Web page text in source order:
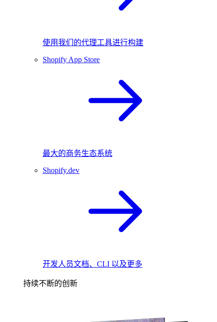
使用我们的代理工具进行构建
Shopify App Store
最大的商务生态系统
Shopify.dev
开发人员文档、CLI 以及更多
持续不断的创新